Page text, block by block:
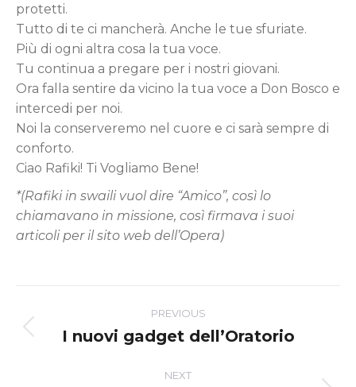
protetti.
Tutto di te ci mancherà. Anche le tue sfuriate.
Più di ogni altra cosa la tua voce.
Tu continua a pregare per i nostri giovani.
Ora falla sentire da vicino la tua voce a Don Bosco e
intercedi per noi.
Noi la conserveremo nel cuore e ci sarà sempre di
conforto.
Ciao Rafiki! Ti Vogliamo Bene!
*(Rafiki in swaili vuol dire “Amico”, così lo
chiamavano in missione, così firmava i suoi
articoli per il sito web dell’Opera)
navigation
PREVIOUS
Previous
I nuovi gadget dell’Oratorio
NEXT